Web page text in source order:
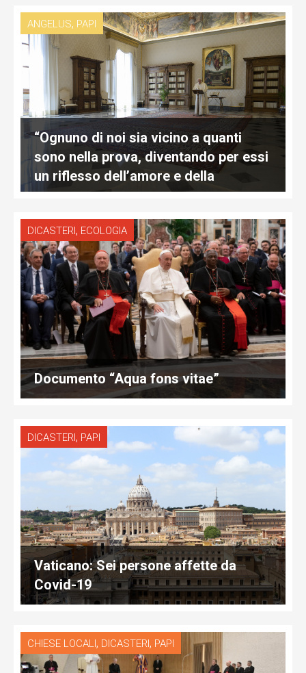
ANGELUS, PAPI
“Ognuno di noi sia vicino a quanti
sono nella prova, diventando per essi
un riflesso dell’amore e della
tenerezza di Dio”
DICASTERI, ECOLOGIA
Documento “Aqua fons vitae”
DICASTERI, PAPI
Vaticano: Sei persone affette da
Covid-19
CHIESE LOCALI, DICASTERI, PAPI